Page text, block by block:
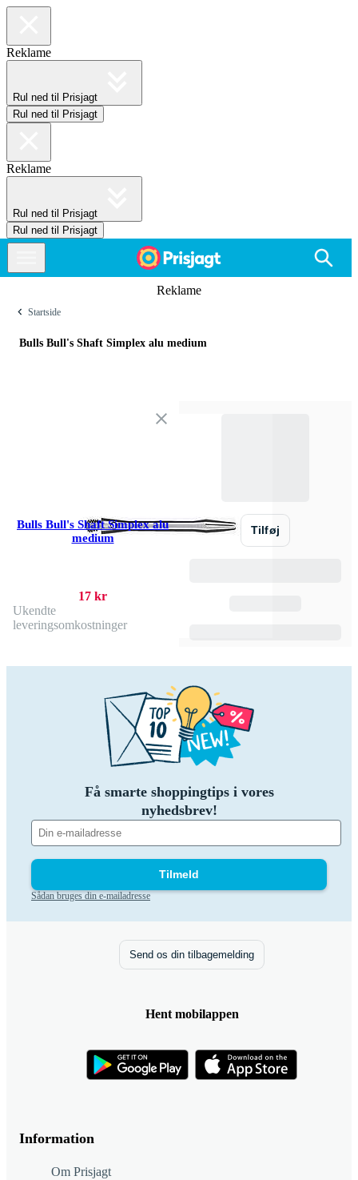
Reklame
Rul ned til Prisjagt
Rul ned til Prisjagt
Reklame
Rul ned til Prisjagt
Rul ned til Prisjagt
Reklame
Startside
Bulls Bull's Shaft Simplex alu medium
Bulls Bull's Shaft Simplex alu
medium
17 kr
Ukendte
leveringsomkostninger
Tilføj
Få smarte shoppingtips i vores
nyhedsbrev!
Tilmeld
Sådan bruges din e-mailadresse
Information
Om Prisjagt
Send os din tilbagemelding
Hent mobilappen